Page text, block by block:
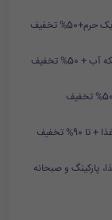
تخفیف
تخفیف
تخفیف
پارکینگ و صبحانه